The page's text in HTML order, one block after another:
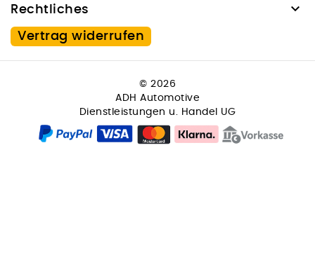
Rechtliches 
Vertrag widerrufen
© 2026
ADH Automotive
Dienstleistungen u. Handel UG